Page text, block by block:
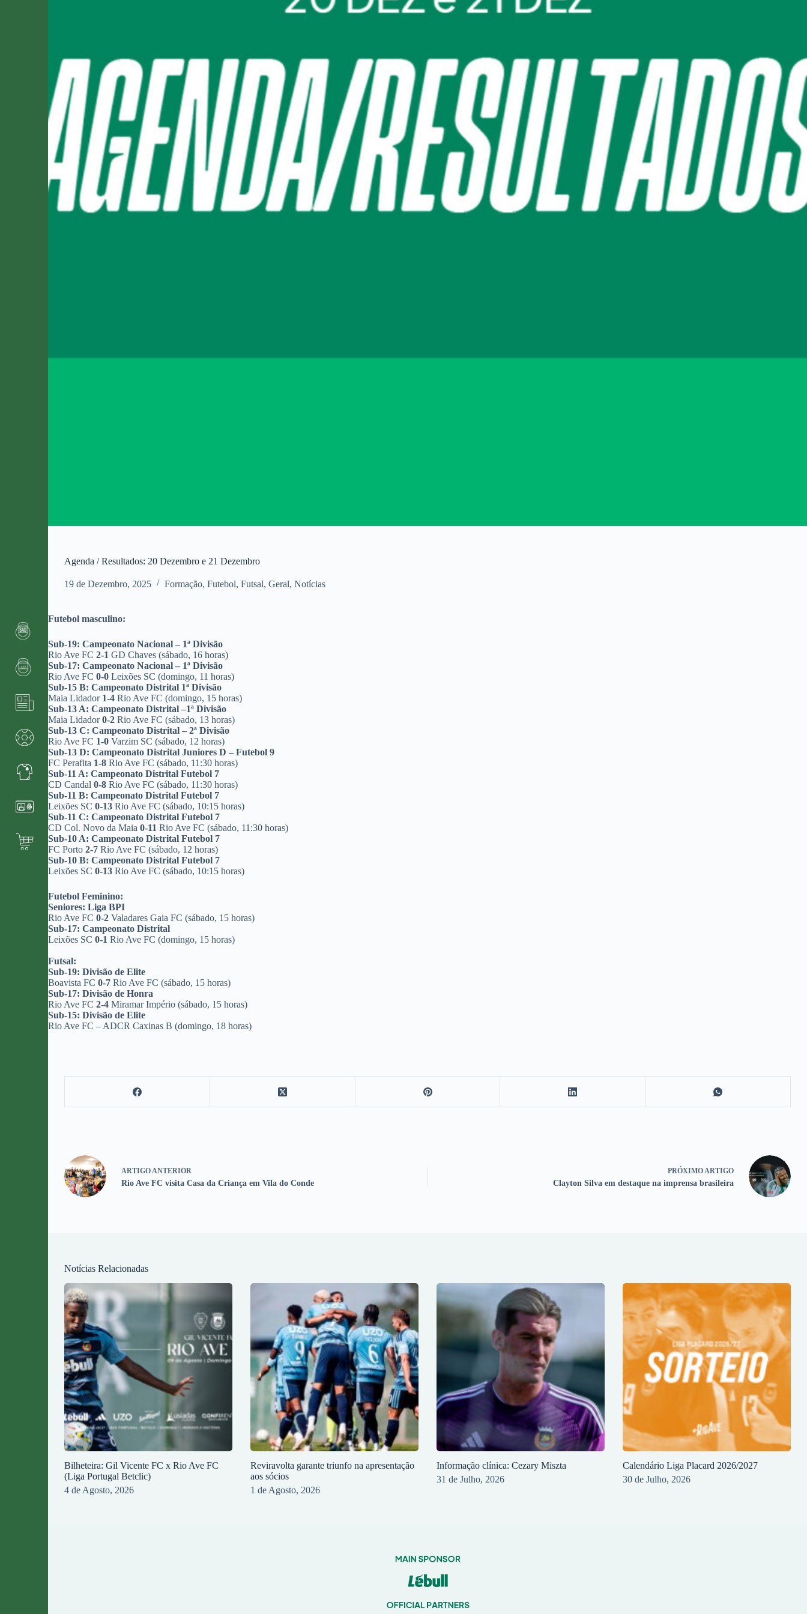
Agenda / Resultados: 20 Dezembro e 21 Dezembro
19 de Dezembro, 2025 Formação,Futebol,Futsal,Geral,Notícias
Futebol masculino:
Sub-19: Campeonato Nacional – 1ª Divisão
Rio Ave FC 2-1 GD Chaves (sábado, 16 horas)
Sub-17: Campeonato Nacional – 1ª Divisão
Rio Ave FC 0-0 Leixões SC (domingo, 11 horas)
Sub-15 B: Campeonato Distrital 1ª Divisão
Maia Lidador 1-4 Rio Ave FC (domingo, 15 horas)
Sub-13 A: Campeonato Distrital –1ª Divisão
Maia Lidador0-2 Rio Ave FC (sábado, 13 horas)
Sub-13 C: Campeonato Distrital – 2ª Divisão
Rio Ave FC 1-0 Varzim SC (sábado, 12 horas)
Sub-13 D: Campeonato Distrital Juniores D – Futebol 9
FC Perafita 1-8 Rio Ave FC (sábado, 11:30 horas)
Sub-11 A: Campeonato Distrital Futebol 7
CD Candal 0-8 Rio Ave FC (sábado, 11:30 horas)
Sub-11 B: Campeonato Distrital Futebol 7
Leixões SC 0-13 Rio Ave FC (sábado, 10:15 horas)
Sub-11 C: Campeonato Distrital Futebol 7
CD Col. Novo da Maia 0-11 Rio Ave FC (sábado, 11:30 horas)
Sub-10 A: Campeonato Distrital Futebol 7
FC Porto 2-7 Rio Ave FC (sábado, 12 horas)
Sub-10 B: Campeonato Distrital Futebol 7
Leixões SC 0-13 Rio Ave FC (sábado, 10:15 horas)
Futebol Feminino:
Seniores: Liga BPI
Rio Ave FC 0-2 Valadares Gaia FC (sábado, 15 horas)
Sub-17: Campeonato Distrital
Leixões SC 0-1 Rio Ave FC (domingo, 15 horas)
Futsal:
Sub-19: Divisão de Elite
Boavista FC 0-7 Rio Ave FC (sábado, 15 horas)
Sub-17: Divisão de Honra
Rio Ave FC 2-4 Miramar Império (sábado, 15 horas)
Sub-15: Divisão de Elite
Rio Ave FC – ADCR Caxinas B (domingo, 18 horas)
ARTIGO ANTERIOR
Rio Ave FC visita Casa da Criança em Vila do Conde
PRÓXIMO ARTIGO
Clayton Silva em destaque na imprensa brasileira
Notícias Relacionadas
Bilheteira: Gil Vicente FC x Rio Ave FC
(Liga Portugal Betclic)
4 de Agosto, 2026
Reviravolta garante triunfo na apresentação
aos sócios
1 de Agosto, 2026
Informação clínica: Cezary Miszta
31 de Julho, 2026
Calendário Liga Placard 2026/2027
30 de Julho, 2026